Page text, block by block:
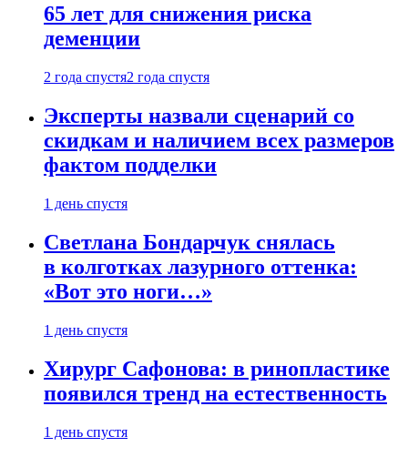
65 лет для снижения риска
деменции
2 года спустя2 года спустя
Эксперты назвали сценарий со
скидкам и наличием всех размеров
фактом подделки
1 день спустя
Светлана Бондарчук снялась
в колготках лазурного оттенка:
«Вот это ноги…»
1 день спустя
Хирург Сафонова: в ринопластике
появился тренд на естественность
1 день спустя